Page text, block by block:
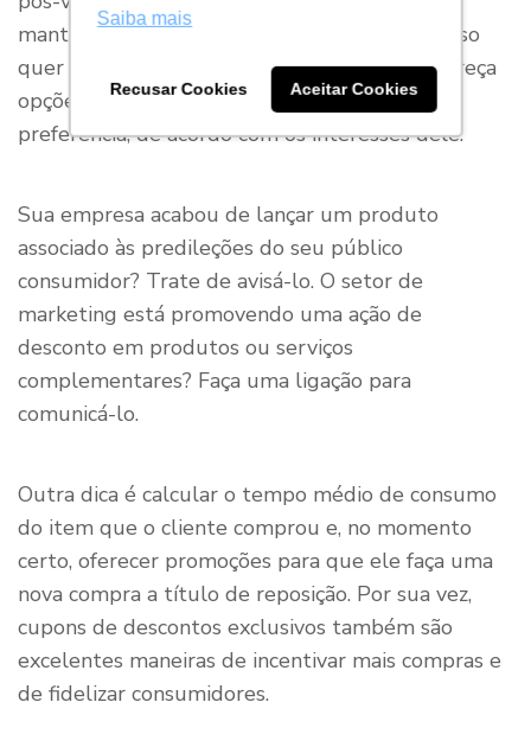
Saiba mais
Recusar Cookies Aceitar Cookies
mantenha contato constante com o cliente. Isso
quer dizer que é importante que a marca ofereça
opções de compra com certa frequência e, de
preferência, de acordo com os interesses dele.
Sua empresa acabou de lançar um produto
associado às predileções do seu público
consumidor? Trate de avisá-lo. O setor de
marketing está promovendo uma ação de
desconto em produtos ou serviços
complementares? Faça uma ligação para
comunicá-lo.
Outra dica é calcular o tempo médio de consumo
do item que o cliente comprou e, no momento
certo, oferecer promoções para que ele faça uma
nova compra a título de reposição. Por sua vez,
cupons de descontos exclusivos também são
excelentes maneiras de incentivar mais compras e
de fidelizar consumidores.